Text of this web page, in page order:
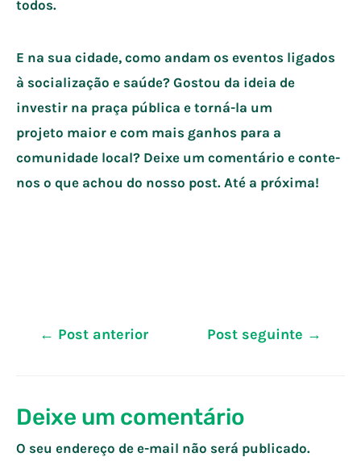
todos.
E na sua cidade, como andam os eventos ligados
à socialização e saúde? Gostou da ideia de
investir na praça pública e torná-la um
projeto maior e com mais ganhos para a
comunidade local? Deixe um comentário e conte-
nos o que achou do nosso post. Até a próxima!
Navegação
← Post anterior Post seguinte →
Deixe um comentário
O seu endereço de e-mail não será publicado.